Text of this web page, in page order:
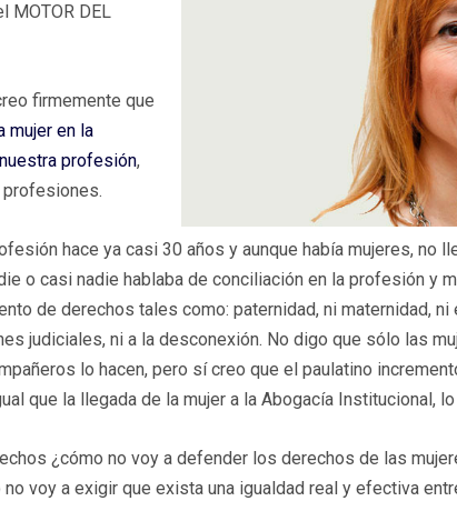
MOTOR DEL
firmemente que
mujer en la
profesión,
hace ya casi 30 años y aunque había mujeres, no
o casi nadie hablaba de conciliación en la profesión y
de derechos tales como: paternidad, ni maternidad, ni
judiciales, ni a la desconexión. No digo que sólo las
lo hacen, pero sí creo que el paulatino
que la llegada de la mujer a la Abogacía Institucional,
¿cómo no voy a defender los derechos de las
voy a exigir que exista una igualdad real y efectiva